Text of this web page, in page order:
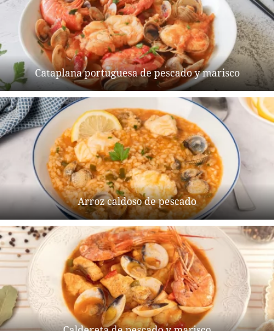
Cataplana portuguesa de pescado y marisco
Arroz caldoso de pescado